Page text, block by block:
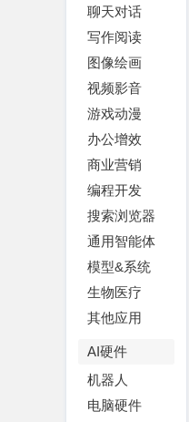
聊天对话
写作阅读
图像绘画
视频影音
游戏动漫
办公增效
商业营销
编程开发
搜索浏览器
通用智能体
模型&系统
生物医疗
其他应用
AI硬件
机器人
电脑硬件